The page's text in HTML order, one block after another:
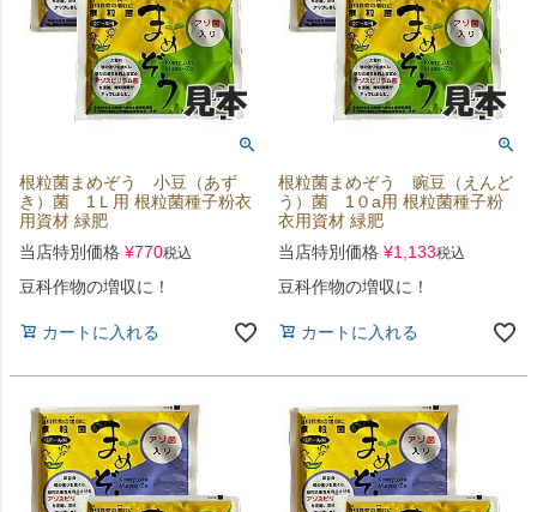
根粒菌まめぞう 小豆（あず
き）菌 1Ｌ用 根粒菌種子粉衣
用資材 緑肥
当店特別価格 ¥770税込
豆科作物の増収に！
カートに入れる
根粒菌まめぞう 豌豆（えんど
う）菌 1０a用 根粒菌種子粉
衣用資材 緑肥
当店特別価格 ¥1,133税込
豆科作物の増収に！
カートに入れる